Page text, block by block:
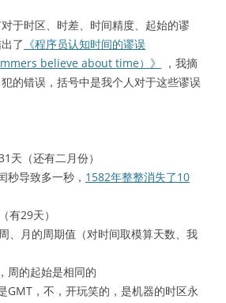
于时区、时差、时间精度、起始的谬
了 《程序员认知时间的谬误
believe about time）》
，我摘
的错误，括号中是我个人对于这些谬误
天（还有二月份）
秒导致多一秒， 1582年整整消失了10
有29天）
、月的周期值（对时间取模算天数、我
周的起始是相同的
GMT，不，开玩笑的，是机器的时区永